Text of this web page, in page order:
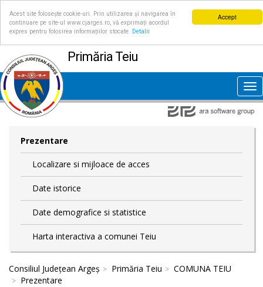
Accept
Acest site folosește cookie-uri. Prin utilizarea și navigarea în
continuare pe site-ul www.cjarges.ro, vă exprimați acordul
expres pentru folosirea informațiilor stocate.
Detalii
Primăria Teiu
Prezentare
Localizare si mijloace de acces
Date istorice
Date demografice si statistice
Harta interactiva a comunei Teiu
Consiliul Județean Argeș Primăria Teiu
COMUNA TEIU
Prezentare